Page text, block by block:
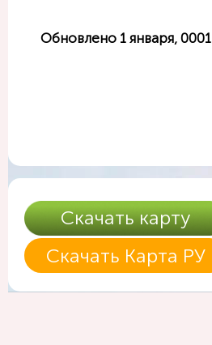
Обновлено 1 января, 0001
Скачать карту
Скачать Карта РУ